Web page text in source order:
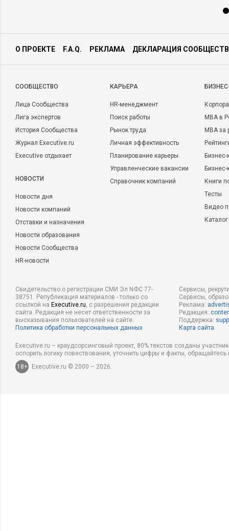
О ПРОЕКТЕ F.A.Q. РЕКЛАМА ДЕКЛАРАЦИЯ
CООБЩЕСТВО
Лица Сообщества
Лига экспертов
История Сообщества
Журнал Executive.ru
Executive отдыхает
НОВОСТИ
Новости дня
Новости компаний
Отставки и назначения
Новости образования
Новости Сообщества
HR-новости
КАРЬЕРА
HR-менеджмент
Поиск работы
Рынок труда
Личная эффективность
Планирование карьеры
Управленческие вакансии
Справочник компаний
MBA в
MBA
Бизнес-
Книги
Тесты
Видео
Свидетельство о регистрации СМИ Эл NФС 77-
38751. Републикация материалов - только со
ссылкой на Executive.ru, с разрешения редакции
сайта. Редакция не несет ответственности за
высказывания пользователей на сайте.
Политика обработки персональных данных
Сервисы,
Сервисы,
Реклама:
Редакция:
Поддержка:
Карта сайта
Executive.ru – краудсорсинговый проект, 80% текстов созданы
оспорить логику повествования, уточнить цифры и факты,
18+
Executive.ru © 2000 – 2026.